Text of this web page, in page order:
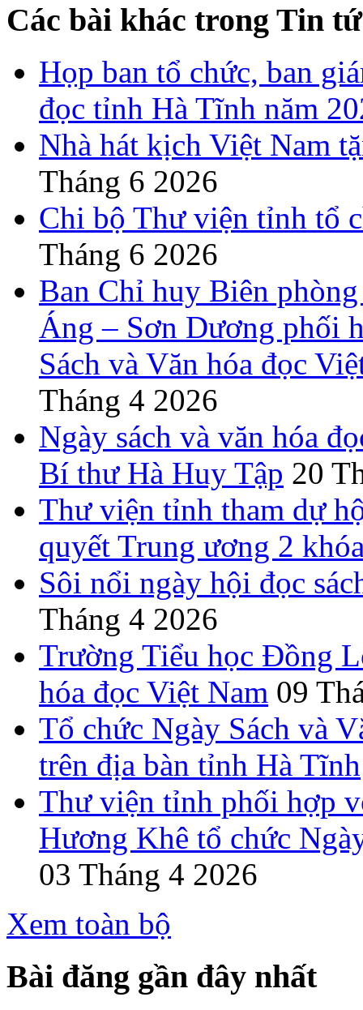
Các bài khác trong Tin
Họp ban tổ chức, ban
đọc tỉnh Hà Tĩnh năm
Nhà hát kịch Việt Nam
Tháng 6 2026
Chi bộ Thư viện tỉnh tổ
Tháng 6 2026
Ban Chỉ huy Biên
Áng – Sơn Dương phối
Sách và Văn hóa đọc
Tháng 4 2026
Ngày sách và văn hóa
Bí thư Hà Huy Tập 20
Thư viện tỉnh tham dự
quyết Trung ương 2
Sôi nổi ngày hội đọc
Tháng 4 2026
Trường Tiểu học Đồng
hóa đọc Việt Nam 09
Tổ chức Ngày Sách và
trên địa bàn tỉnh Hà Tĩnh
Thư viện tỉnh phối hợp
Hương Khê tổ chức
03 Tháng 4 2026
Xem toàn bộ
Bài đăng gần đây nhất